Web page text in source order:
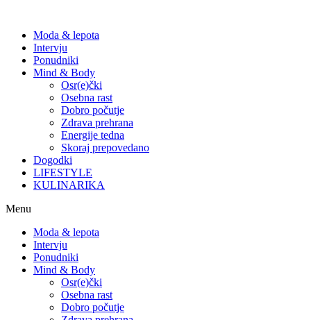
Moda & lepota
Intervju
Ponudniki
Mind & Body
Osr(e)čki
Osebna rast
Dobro počutje
Zdrava prehrana
Energije tedna
Skoraj prepovedano
Dogodki
LIFESTYLE
KULINARIKA
Menu
Moda & lepota
Intervju
Ponudniki
Mind & Body
Osr(e)čki
Osebna rast
Dobro počutje